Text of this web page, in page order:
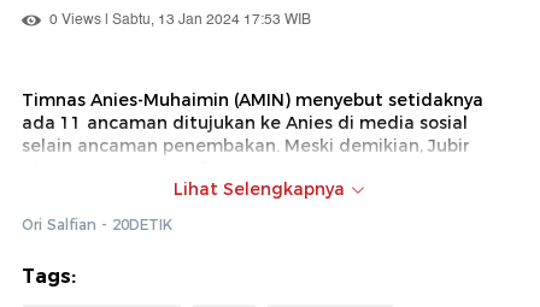
0 Views | Sabtu, 13 Jan 2024 17:53 WIB
Timnas Anies-Muhaimin (AMIN) menyebut setidaknya
ada 11 ancaman ditujukan ke Anies di media sosial
selain ancaman penembakan. Meski demikian, Jubir
melaporkan ancaman tersebut.
Lihat Selengkapnya
Ori Salfian - 20DETIK
Tags: